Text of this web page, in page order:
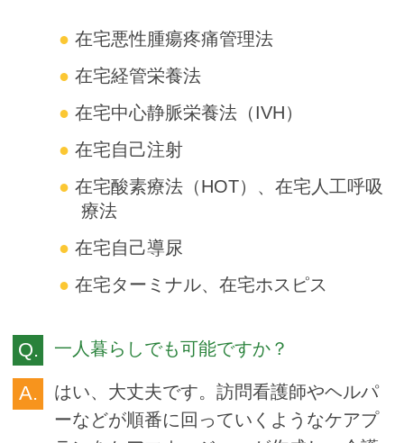
在宅悪性腫瘍疼痛管理法
在宅経管栄養法
在宅中心静脈栄養法（IVH）
在宅自己注射
在宅酸素療法（HOT）、在宅人工呼吸
療法
在宅自己導尿
在宅ターミナル、在宅ホスピス
一人暮らしでも可能ですか？
はい、大丈夫です。訪問看護師やヘルパ
ーなどが順番に回っていくようなケアプ